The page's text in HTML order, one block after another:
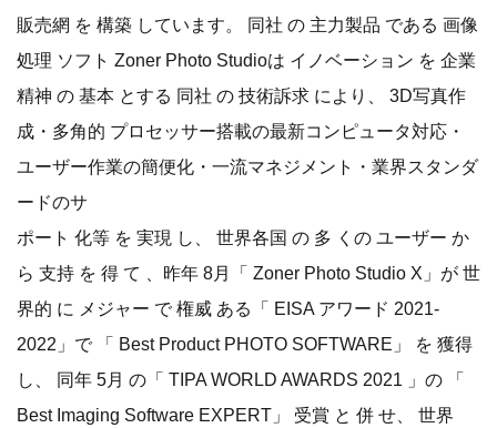
販売網 を 構築 しています。 同社 の 主力製品 である 画像
処理 ソフト Zoner Photo Studioは イノベーション を 企業
精神 の 基本 とする 同社 の 技術訴求 により、 3D写真作
成・多角的 プロセッサー搭載の最新コンピュータ対応・
ユーザー作業の簡便化・一流マネジメント・業界スタンダ
ードのサ
ポート 化等 を 実現 し、 世界各国 の 多 くの ユーザー か
ら 支持 を 得 て 、昨年 8月「 Zoner Photo Studio X」が 世
界的 に メジャー で 権威 ある「 EISA アワード 2021-
2022」で 「 Best Product PHOTO SOFTWARE」 を 獲得
し、 同年 5月 の「 TIPA WORLD AWARDS 2021 」の 「
Best Imaging Software EXPERT」 受賞 と 併 せ、 世界